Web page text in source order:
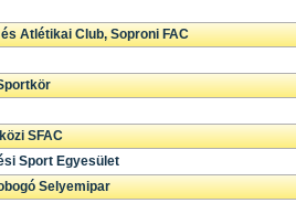
Atlétikai Club, Soproni FAC
SFAC
Sport Egyesület
Selyemipar